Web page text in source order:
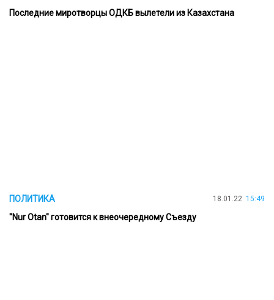
Последние миротворцы ОДКБ вылетели из Казахстана
ПОЛИТИКА 18.01.22 15:49
"Nur Otan" готовится к внеочередному Съезду